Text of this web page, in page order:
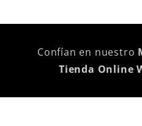
Confían en nuestro
Tienda Online